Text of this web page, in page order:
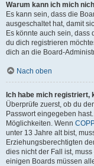
Warum kann ich mich
Es kann sein, dass die
ausgeschaltet hat, damit
Es könnte auch sein, dass
du dich registrieren
dich an die Board-
Nach oben
Ich habe mich registriert,
Überprüfe zuerst, ob du
Passwort eingegeben
Möglichkeiten. Wenn
unter 13 Jahre alt bist,
Erziehungsberechtigten
dies nicht der Fall ist,
einigen Boards müssen